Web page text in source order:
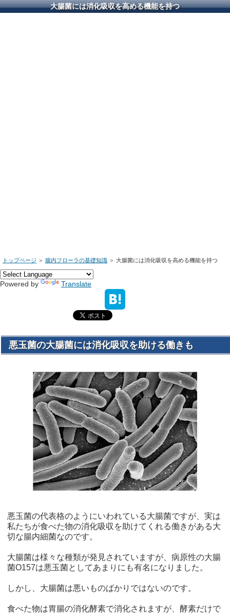
大腸菌には消化吸収を高める機能を持つ
トップページ ＞ 腸内フローラの基礎知識 ＞ 大腸菌には消化吸収を高める機能を持つ
Powered by Translate
悪玉菌の大腸菌には消化吸収を助ける働きも
悪玉菌の代表格のようにいわれている大腸菌ですが、実は
私たちが食べた物の消化吸収を助けてくれる働きがある大
切な腸内細菌なのです。
大腸菌は様々な種類が発見されていますが、病原性の大腸
菌O157は悪玉菌としてあまりにも有名になりました。
しかし、大腸菌は悪いものばかりではないのです。
食べた物は胃腸の消化酵素で消化されますが、酵素だけで